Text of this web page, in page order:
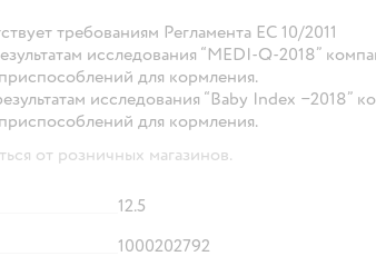
требованиям Регламента ЕС 10/2011
исследования “MEDI-Q-2018”
для кормления.
исследования “Baby Index −2018”
для кормления.
от розничных магазинов.
12.5
1000202792